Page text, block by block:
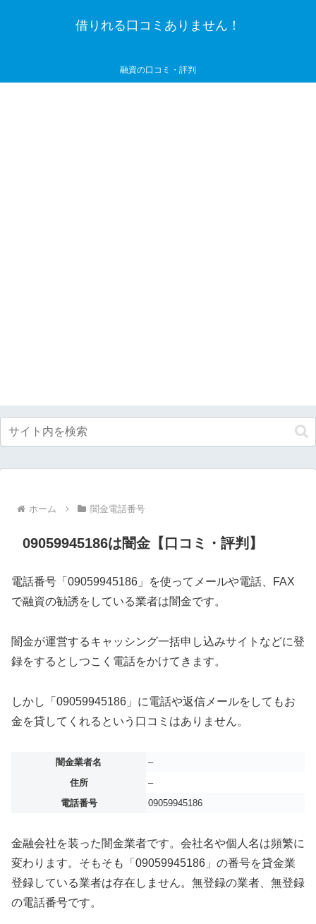
借りれる口コミありません！
融資の口コミ・評判
ホーム 闇金電話番号
09059945186は闇金【口コミ・評判】
電話番号「09059945186」を使ってメールや電話、FAX
で融資の勧誘をしている業者は闇金です。
闇金が運営するキャッシング一括申し込みサイトなどに登
録をするとしつこく電話をかけてきます。
しかし「09059945186」に電話や返信メールをしてもお
金を貸してくれるという口コミはありません。
闇金業者名
–
住所
–
電話番号
09059945186
金融会社を装った闇金業者です。会社名や個人名は頻繁に
変わります。そもそも「09059945186」の番号を貸金業
登録している業者は存在しません。無登録の業者、無登録
の電話番号です。